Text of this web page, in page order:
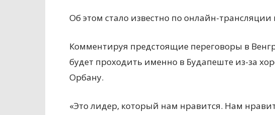
Об этом стало известно по онлайн-трансляции
Комментируя предстоящие переговоры в
будет проходить именно в Будапеште из-за
Орбану.
«Это лидер, который нам нравится. Нам